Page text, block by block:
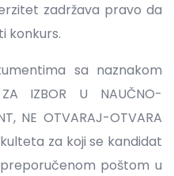
zadržava pravo da
konkurs.
sa naznakom
IZBOR U NAUČNO-
NE OTVARAJ-OTVARA
za koji se kandidat
poštom u